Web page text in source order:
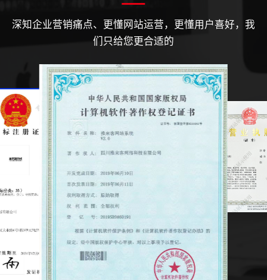
深知企业营销痛点、更懂网站运营，更懂用户喜好，我
们只给您更合适的